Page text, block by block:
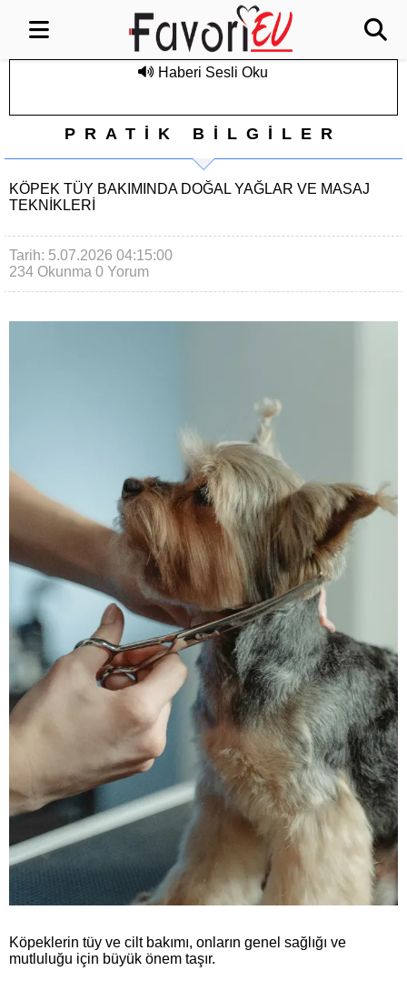
Haberi Sesli Oku
PRATİK BİLGİLER
KÖPEK TÜY BAKIMINDA DOĞAL YAĞLAR VE MASAJ
TEKNIKLERI
Tarih: 5.07.2026 04:15:00
234 Okunma 0 Yorum
Köpeklerin tüy ve cilt bakımı, onların genel sağlığı ve
mutluluğu için büyük önem taşır.